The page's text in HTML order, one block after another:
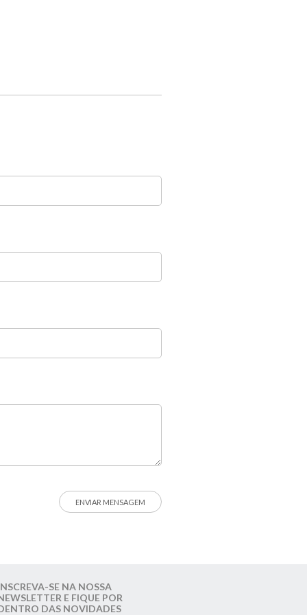
SE NA NOSSA
E FIQUE POR
DAS NOVIDADES